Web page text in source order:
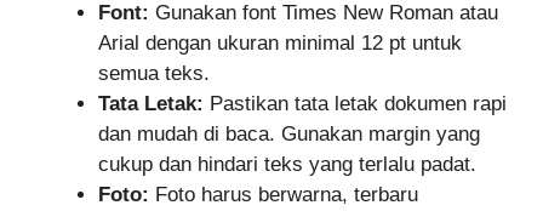
Font: Gunakan font Times New Roman atau
Arial dengan ukuran minimal 12 pt untuk
semua teks.
Tata Letak: Pastikan tata letak dokumen rapi
dan mudah di baca. Gunakan margin yang
cukup dan hindari teks yang terlalu padat.
Foto: Foto harus berwarna, terbaru